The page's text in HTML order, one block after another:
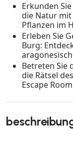
Erkunden
die Natur mit
Pflanzen im
Erleben Sie
Burg:
Betreten Sie
die Rätsel
Escape